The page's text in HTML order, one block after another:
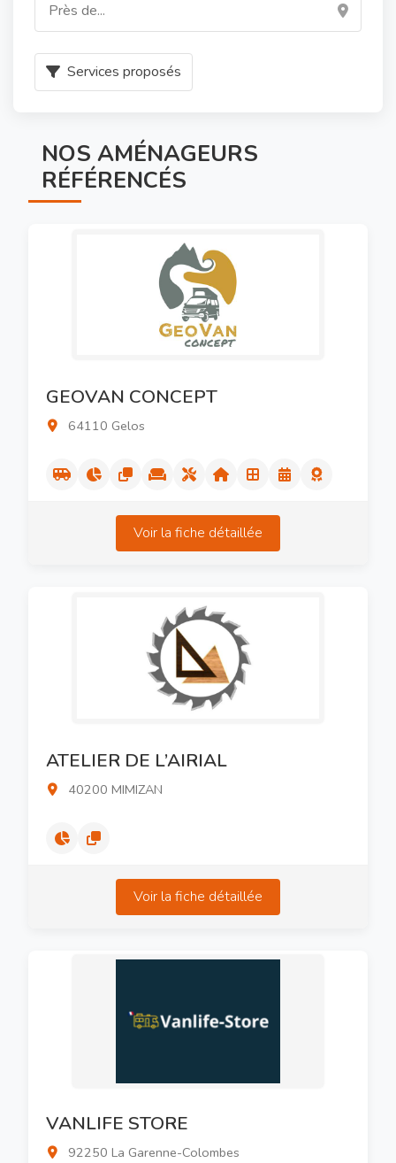
Services proposés
NOS AMÉNAGEURS
RÉFÉRENCÉS
GEOVAN CONCEPT
64110 Gelos
Voir la fiche détaillée
ATELIER DE L’AIRIAL
40200 MIMIZAN
Voir la fiche détaillée
VANLIFE STORE
92250 La Garenne-Colombes